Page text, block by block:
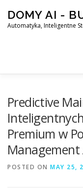
content
DOMY AI -
Automatyka, Inteligentne
SMART DOM AI –
BLOG
Predictive
Premium w
Management
POSTED ON MAY 25,